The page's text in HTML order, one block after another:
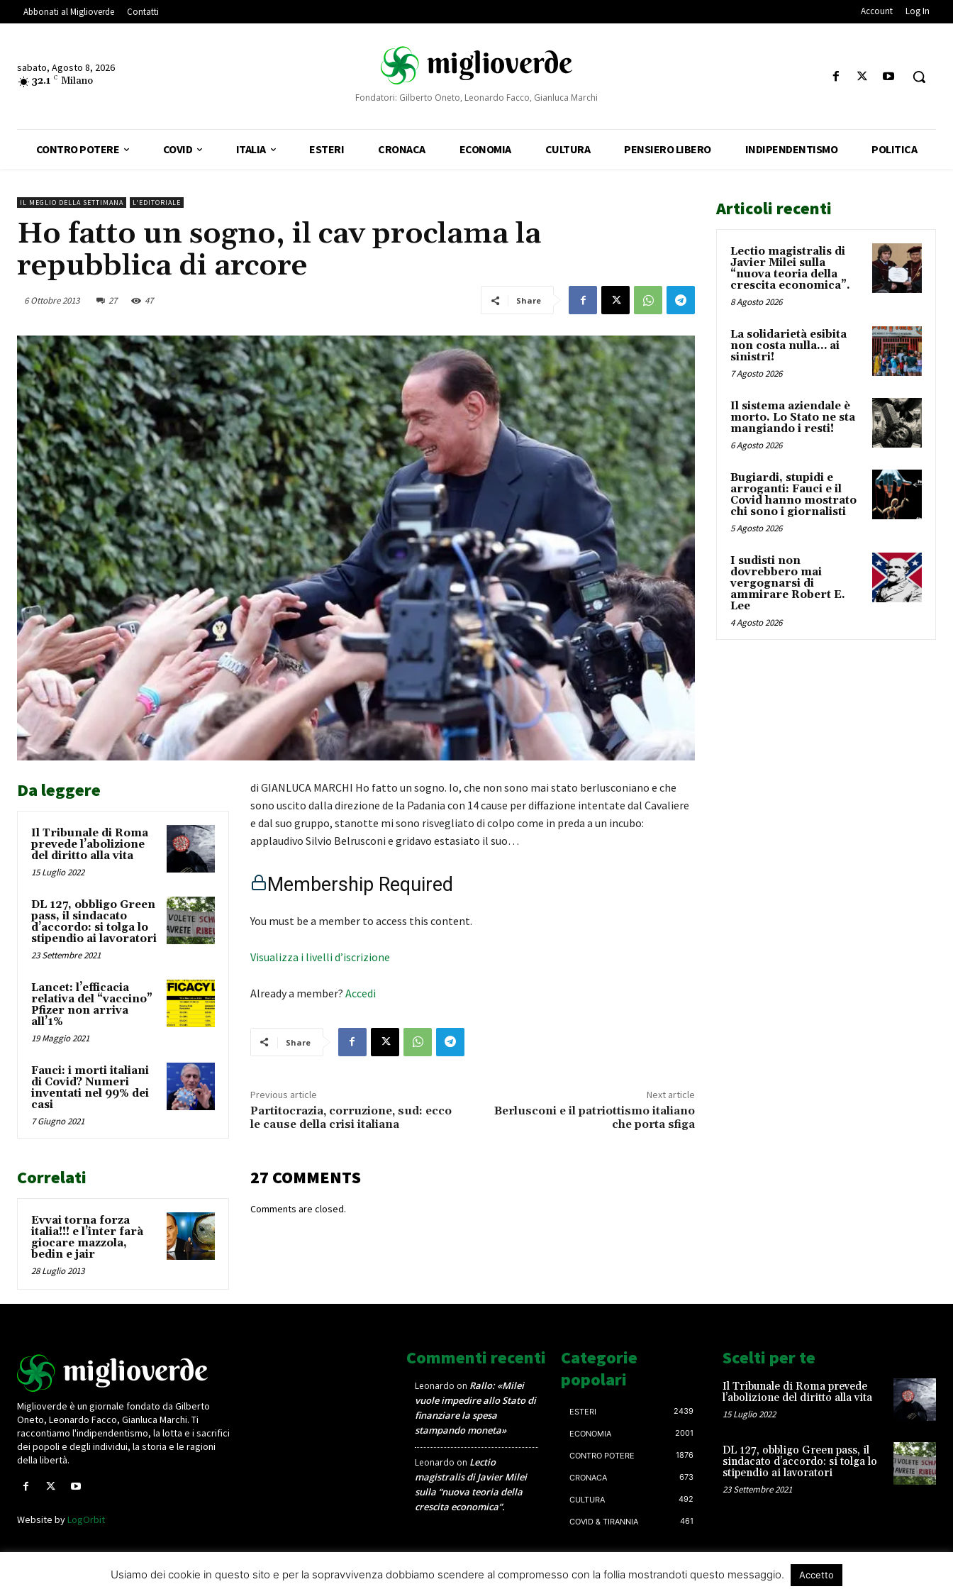
Abbonati al Miglioverde Contatti Account Log In
sabato, Agosto 8, 2026
32.1 C Milano
Fondatori: Gilberto Oneto, Leonardo Facco, Gianluca Marchi
CONTRO POTERE COVID ITALIA ESTERI CRONACA ECONOMIA CULTURA PENSIERO LIBERO INDIPENDENTISMO POLITICA
IL MEGLIO DELLA SETTIMANA L'EDITORIALE
Ho fatto un sogno, il cav proclama la
repubblica di arcore
6 Ottobre 2013 27 47 Share
Da leggere
Il Tribunale di Roma
prevede l’abolizione
del diritto alla vita
15 Luglio 2022
DL 127, obbligo Green
pass, il sindacato
d’accordo: si tolga lo
stipendio ai lavoratori
23 Settembre 2021
Lancet: l’efficacia
relativa del “vaccino”
Pfizer non arriva
all’1%
19 Maggio 2021
Fauci: i morti italiani
di Covid? Numeri
inventati nel 99% dei
casi
7 Giugno 2021
di GIANLUCA MARCHI Ho fatto un sogno. Io, che non sono mai stato berlusconiano e che
sono uscito dalla direzione de la Padania con 14 cause per diffazione intentate dal Cavaliere
e dal suo gruppo, stanotte mi sono risvegliato di colpo come in preda a un incubo:
applaudivo Silvio Belrusconi e gridavo estasiato il suo…
Membership Required
You must be a member to access this content.
Visualizza i livelli d’iscrizione
Already a member? Accedi
Share
Previous article
Partitocrazia, corruzione, sud: ecco
le cause della crisi italiana
Next article
Berlusconi e il patriottismo italiano
che porta sfiga
Correlati
Evvai torna forza
italia!!! e l’inter farà
giocare mazzola,
bedin e jair
28 Luglio 2013
27 COMMENTS
Comments are closed.
Articoli recenti
Lectio magistralis di
Javier Milei sulla
“nuova teoria della
crescita economica”.
8 Agosto 2026
La solidarietà esibita
non costa nulla… ai
sinistri!
7 Agosto 2026
Il sistema aziendale è
morto. Lo Stato ne sta
mangiando i resti!
6 Agosto 2026
Bugiardi, stupidi e
arroganti: Fauci e il
Covid hanno mostrato
chi sono i giornalisti
5 Agosto 2026
I sudisti non
dovrebbero mai
vergognarsi di
ammirare Robert E.
Lee
4 Agosto 2026
Miglioverde è un giornale fondato da Gilberto
Oneto, Leonardo Facco, Gianluca Marchi. Ti
raccontiamo l'indipendentismo, la lotta e i sacrifici
dei popoli e degli individui, la storia e le ragioni
della libertà.
Website byLogOrbit
Commenti recenti
Leonardo on Rallo: «Milei
vuole impedire allo Stato di
finanziare la spesa
stampando moneta»
Leonardo on Lectio
magistralis di Javier Milei
sulla “nuova teoria della
crescita economica”.
Categorie
popolari
ESTERI 2439
ECONOMIA 2001
CONTRO POTERE 1876
CRONACA 673
CULTURA 492
COVID & TIRANNIA 461
Scelti per te
Il Tribunale di Roma prevede
l’abolizione del diritto alla vita
15 Luglio 2022
DL 127, obbligo Green pass, il
sindacato d’accordo: si tolga lo
stipendio ai lavoratori
23 Settembre 2021
Usiamo dei cookie in questo sito e per la sopravvivenza dobbiamo scendere al compromesso con la follia mostrandoti questo messaggio. Accetto